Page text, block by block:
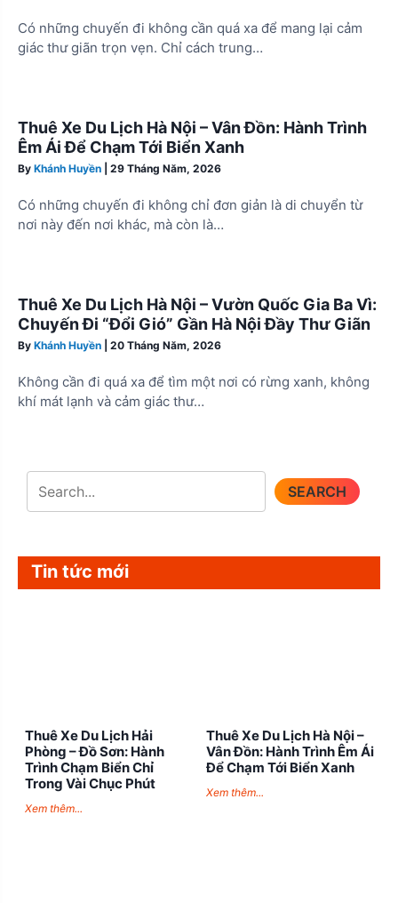
Có những chuyến đi không cần quá xa để mang lại cảm
giác thư giãn trọn vẹn. Chỉ cách trung…
Thuê Xe Du Lịch Hà Nội – Vân Đồn: Hành Trình
Êm Ái Để Chạm Tới Biển Xanh
By Khánh Huyền 29 Tháng Năm, 2026
Có những chuyến đi không chỉ đơn giản là di chuyển từ
nơi này đến nơi khác, mà còn là…
Thuê Xe Du Lịch Hà Nội – Vườn Quốc Gia Ba Vì:
Chuyến Đi “Đổi Gió” Gần Hà Nội Đầy Thư Giãn
By Khánh Huyền 20 Tháng Năm, 2026
Không cần đi quá xa để tìm một nơi có rừng xanh, không
khí mát lạnh và cảm giác thư…
SEARCH
Tin tức mới
Thuê Xe Du Lịch Hải
Phòng – Đồ Sơn: Hành
Trình Chạm Biển Chỉ
Trong Vài Chục Phút
Xem thêm...
Thuê Xe Du Lịch Hà Nội –
Vân Đồn: Hành Trình Êm Ái
Để Chạm Tới Biển Xanh
Xem thêm...